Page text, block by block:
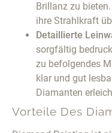
Brillanz zu
ihre Strahlkraft
Detaillierte
sorgfältig
zu befolgendes
klar und gut
Diamanten
Vorteile Des